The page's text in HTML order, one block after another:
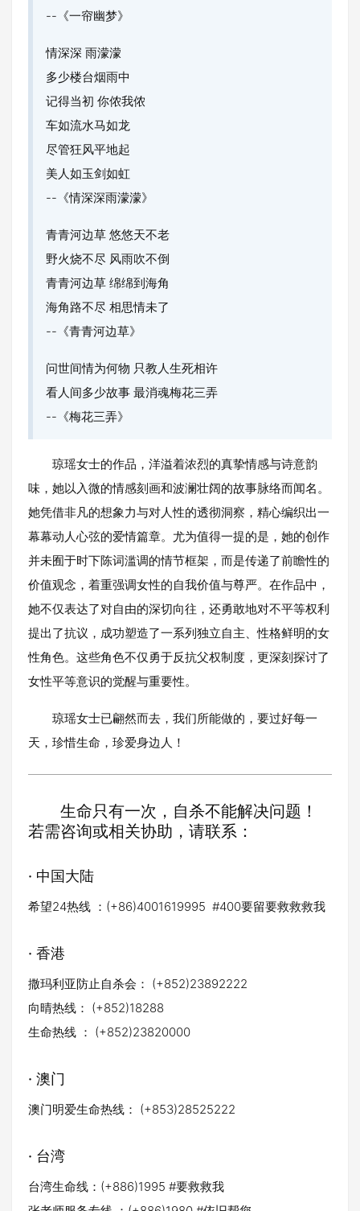
--《一帘幽梦》
情深深 雨濛濛
多少楼台烟雨中
记得当初 你侬我侬
车如流水马如龙
尽管狂风平地起
美人如玉剑如虹
--《情深深雨濛濛》
青青河边草 悠悠天不老
野火烧不尽 风雨吹不倒
青青河边草 绵绵到海角
海角路不尽 相思情未了
--《青青河边草》
问世间情为何物 只教人生死相许
看人间多少故事 最消魂梅花三弄
--《梅花三弄》
琼瑶女士的作品，洋溢着浓烈的真挚情感与诗意韵
味，她以入微的情感刻画和波澜壮阔的故事脉络而闻名。
她凭借非凡的想象力与对人性的透彻洞察，精心编织出一
幕幕动人心弦的爱情篇章。尤为值得一提的是，她的创作
并未囿于时下陈词滥调的情节框架，而是传递了前瞻性的
价值观念，着重强调女性的自我价值与尊严。在作品中，
她不仅表达了对自由的深切向往，还勇敢地对不平等权利
提出了抗议，成功塑造了一系列独立自主、性格鲜明的女
性角色。这些角色不仅勇于反抗父权制度，更深刻探讨了
女性平等意识的觉醒与重要性。
琼瑶女士已翩然而去，我们所能做的，要过好每一
天，珍惜生命，珍爱身边人！
生命只有一次，自杀不能解决问题！
若需咨询或相关协助，请联系：
· 中国大陆
希望24热线 ：(+86)4001619995 #400要留要救救救我
· 香港
撒玛利亚防止自杀会： (+852)23892222
向晴热线： (+852)18288
生命热线 ： (+852)23820000
· 澳门
澳门明爱生命热线： (+853)28525222
· 台湾
台湾生命线：(+886)1995 #要救救我